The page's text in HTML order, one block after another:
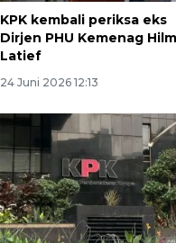
KPK kembali periksa eks
Dirjen PHU Kemenag
Latief
24 Juni 2026 12:13